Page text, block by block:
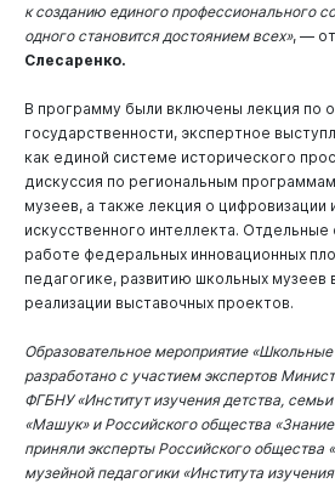
к созданию единого профессионального
одного становится достоянием всех», —
Слесаренко.
В программу были включены лекция по
государственности, экспертное
как единой системе исторического
дискуссия по региональным
музеев, а также лекция о цифровизации
искусственного интеллекта.
работе федеральных инновационных
педагогике, развитию школьных музеев
реализации выставочных проектов.
Образовательное мероприятие
разработано с участием экспертов
ФГБНУ «Институт изучения детства,
«Машук» и Российского общества
приняли эксперты Российского общества
музейной педагогики «Института